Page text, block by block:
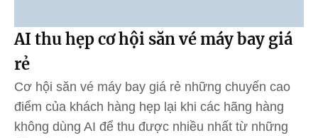
AI thu hẹp cơ hội săn vé máy bay giá
rẻ
Cơ hội săn vé máy bay giá rẻ những chuyến cao
điểm của khách hàng hẹp lại khi các hãng hàng
không dùng AI để thu được nhiều nhất từ những